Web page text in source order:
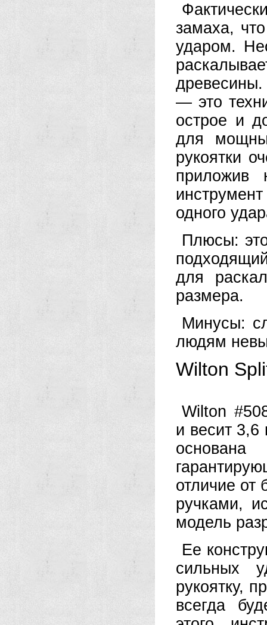
замаха,
ударом.
— это
острое и
для
рукоятки
приложив
одного
Плюсы:
для
размера.
Минусы:
людям
Wilton
Wilton
и весит 3,6
отличие от
ручками,
модель
Ее
сильных
рукоятку,
всегда